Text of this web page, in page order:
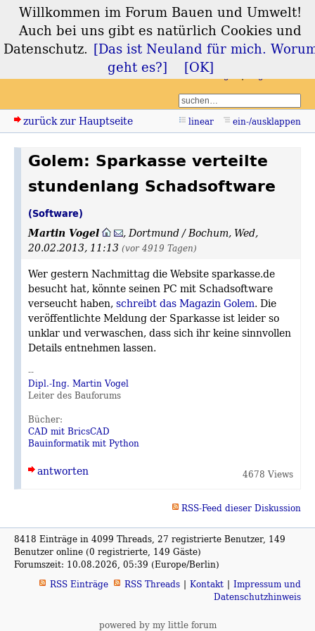
Forum Bauen und
Umwelt
zurück zur Hauptseite linear ein-/ausklappen
Golem: Sparkasse verteilte
stundenlang Schadsoftware
(Software)
Martin Vogel ,Dortmund / Bochum, Wed,
20.02.2013, 11:13 (vor 4919 Tagen)
Wer gestern Nachmittag die Website sparkasse.de
besucht hat, könnte seinen PC mit Schadsoftware
verseucht haben, schreibt das Magazin Golem. Die
veröffentlichte Meldung der Sparkasse ist leider so
unklar und verwaschen, dass sich ihr keine sinnvollen
Details entnehmen lassen.
--
Dipl.-Ing. Martin Vogel
Leiter des Bauforums
Bücher:
CAD mit BricsCAD
Bauinformatik mit Python
antworten 4678 Views
RSS-Feed dieser Diskussion
8418 Einträge in 4099 Threads, 27 registrierte Benutzer, 149
Benutzer online (0 registrierte, 149 Gäste)
Forumszeit: 10.08.2026, 05:39 (Europe/Berlin)
RSS Einträge
RSS Threads Kontakt
Impressum und
Datenschutzhinweis
powered by my little forum
Willkommen im Forum Bauen und Umwelt!
Auch bei uns gibt es natürlich Cookies und
Datenschutz. [Das ist Neuland für mich.
geht es?]
[OK]